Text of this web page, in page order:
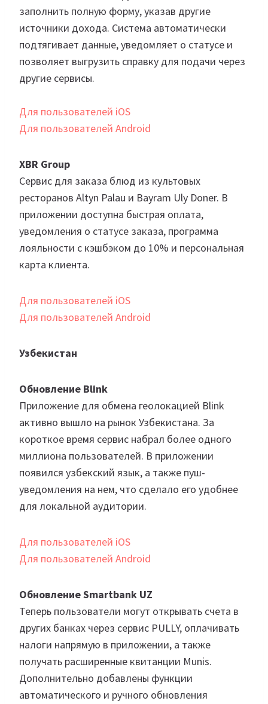
заполнить полную форму, указав другие
источники дохода. Система автоматически
подтягивает данные, уведомляет о статусе и
позволяет выгрузить справку для подачи через
другие сервисы.
Для пользователей iOS
Для пользователей Android
XBR Group
Сервис для заказа блюд из культовых
ресторанов Altyn Palau и Bayram Uly Doner. В
приложении доступна быстрая оплата,
уведомления о статусе заказа, программа
лояльности с кэшбэком до 10% и персональная
карта клиента.
Для пользователей iOS
Для пользователей Android
Узбекистан
Обновление Blink
Приложение для обмена геолокацией Blink
активно вышло на рынок Узбекистана. За
короткое время сервис набрал более одного
миллиона пользователей. В приложении
появился узбекский язык, а также пуш-
уведомления на нем, что сделало его удобнее
для локальной аудитории.
Для пользователей iOS
Для пользователей Android
Обновление Smartbank UZ
Теперь пользователи могут открывать счета в
других банках через сервис PULLY, оплачивать
налоги напрямую в приложении, а также
получать расширенные квитанции Munis.
Дополнительно добавлены функции
автоматического и ручного обновления